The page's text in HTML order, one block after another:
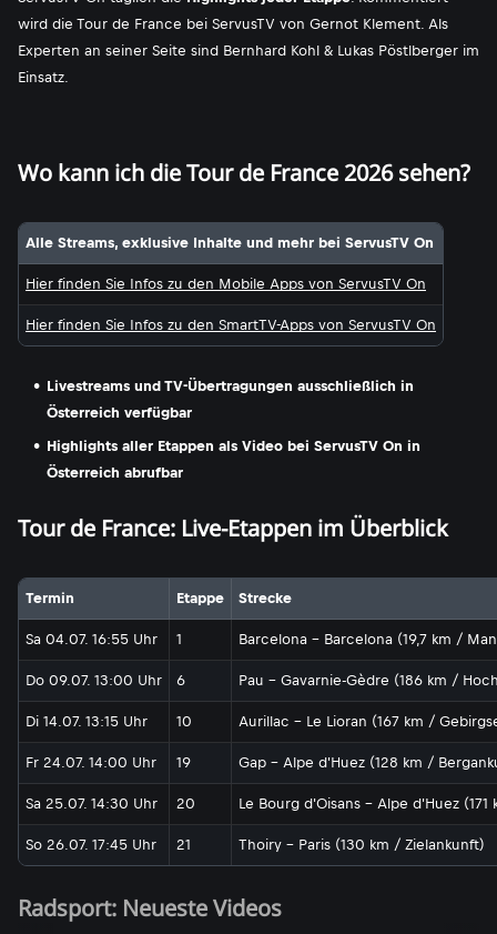
wird die Tour de France bei ServusTV von Gernot Klement. Als
Experten an seiner Seite sind Bernhard Kohl & Lukas Pöstlberger im
Einsatz.
Wo kann ich die Tour de France 2026 sehen?
Alle Streams, exklusive Inhalte und mehr bei ServusTV On
Hier finden Sie Infos zu den Mobile Apps von ServusTV On
Hier finden Sie Infos zu den SmartTV-Apps von ServusTV On
Livestreams und TV-Übertragungen ausschließlich in
Österreich verfügbar
Highlights aller Etappen als Video bei ServusTV On in
Österreich abrufbar
Tour de France: Live-Etappen im Überblick
Termin Etappe Strecke
Sa 04.07. 16:55 Uhr 1 Barcelona - Barcelona (19,7 km /
Do 09.07. 13:00 Uhr 6 Pau - Gavarnie-Gèdre (186 km /
Di 14.07. 13:15 Uhr 10 Aurillac - Le Lioran (167 km /
Fr 24.07. 14:00 Uhr 19 Gap - Alpe d'Huez (128 km /
Sa 25.07. 14:30 Uhr 20 Le Bourg d'Oisans - Alpe d'Huez
So 26.07. 17:45 Uhr 21 Thoiry - Paris (130 km / Zielankunft)
Radsport: Neueste Videos